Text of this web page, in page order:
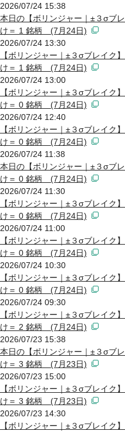
2026/07/24 15:38
本日の【ボリンジャー｜±３σ
け＝ 1 銘柄 (7月24日)
2026/07/24 13:30
【ボリンジャー｜±３σブレイ
け＝ 1 銘柄 (7月24日)
2026/07/24 13:00
【ボリンジャー｜±３σブレイ
け＝ 0 銘柄 (7月24日)
2026/07/24 12:40
【ボリンジャー｜±３σブレイ
け＝ 0 銘柄 (7月24日)
2026/07/24 11:38
本日の【ボリンジャー｜±３σ
け＝ 0 銘柄 (7月24日)
2026/07/24 11:30
【ボリンジャー｜±３σブレイ
け＝ 0 銘柄 (7月24日)
2026/07/24 11:00
【ボリンジャー｜±３σブレイ
け＝ 0 銘柄 (7月24日)
2026/07/24 10:30
【ボリンジャー｜±３σブレイ
け＝ 0 銘柄 (7月24日)
2026/07/24 09:30
【ボリンジャー｜±３σブレイ
け＝ 2 銘柄 (7月24日)
2026/07/23 15:38
本日の【ボリンジャー｜±３σ
け＝ 3 銘柄 (7月23日)
2026/07/23 15:00
【ボリンジャー｜±３σブレイ
け＝ 3 銘柄 (7月23日)
2026/07/23 14:30
【ボリンジャー｜±３σブレイ